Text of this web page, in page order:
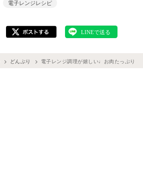
電子レンジレシピ
どんぶり 電子レンジ調理が嬉しい♩お肉たっぷり「